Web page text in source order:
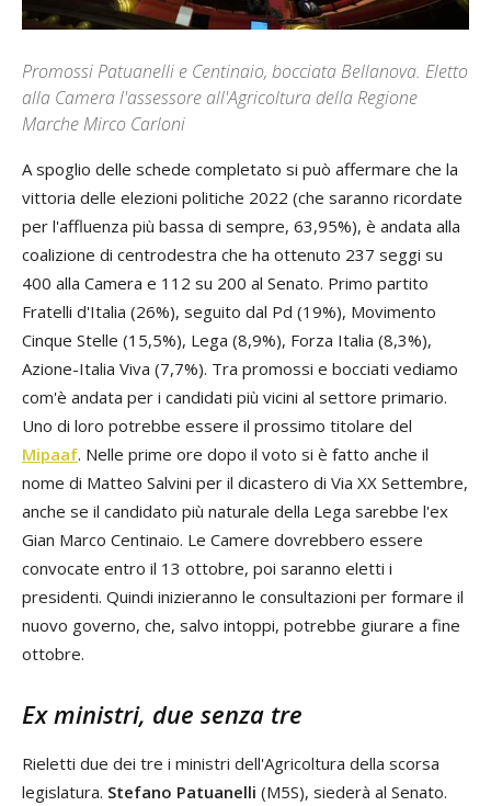
Promossi Patuanelli e Centinaio, bocciata Bellanova. Eletto
alla Camera l'assessore all'Agricoltura della Regione
Marche Mirco Carloni
A spoglio delle schede completato si può affermare che la
vittoria delle elezioni politiche 2022 (che saranno ricordate
per l'affluenza più bassa di sempre, 63,95%), è andata alla
coalizione di centrodestra che ha ottenuto 237 seggi su
400 alla Camera e 112 su 200 al Senato. Primo partito
Fratelli d'Italia (26%), seguito dal Pd (19%), Movimento
Cinque Stelle (15,5%), Lega (8,9%), Forza Italia (8,3%),
Azione-Italia Viva (7,7%). Tra promossi e bocciati vediamo
com'è andata per i candidati più vicini al settore primario.
Uno di loro potrebbe essere il prossimo titolare del
Mipaaf. Nelle prime ore dopo il voto si è fatto anche il
nome di Matteo Salvini per il dicastero di Via XX Settembre,
anche se il candidato più naturale della Lega sarebbe l'ex
Gian Marco Centinaio. Le Camere dovrebbero essere
convocate entro il 13 ottobre, poi saranno eletti i
presidenti. Quindi inizieranno le consultazioni per formare il
nuovo governo, che, salvo intoppi, potrebbe giurare a fine
ottobre.
Ex ministri, due senza tre
Rieletti due dei tre i ministri dell'Agricoltura della scorsa
legislatura. Stefano Patuanelli (M5S), siederà al Senato.